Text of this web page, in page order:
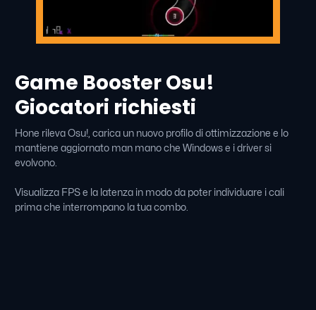
Game Booster Osu!
Giocatori richiesti
Hone rileva Osu!, carica un nuovo profilo di ottimizzazione e lo
mantiene aggiornato man mano che Windows e i driver si
evolvono.
Visualizza FPS e la latenza in modo da poter individuare i cali
prima che interrompano la tua combo.